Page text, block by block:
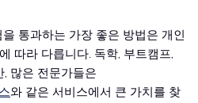
통과하는 가장 좋은 방법은 개인
따라 다릅니다. 독학, 부트캠프,
많은 전문가들은
와 같은 서비스에서 큰 가치를 찾